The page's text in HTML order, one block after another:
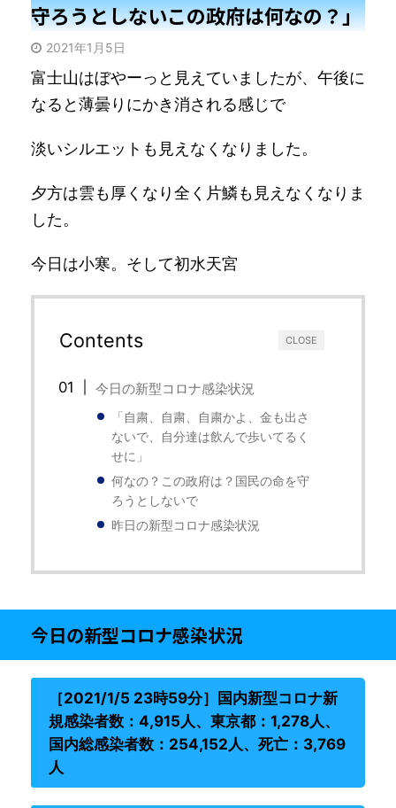
守ろうとしないこの政府は何なの？」
2021年1月5日
富士山はぼやーっと見えていましたが、午後に
なると薄曇りにかき消される感じで
淡いシルエットも見えなくなりました。
夕方は雲も厚くなり全く片鱗も見えなくなりま
した。
今日は小寒。そして初水天宮
CLOSE
Contents
今日の新型コロナ感染状況
「自粛、自粛、自粛かよ、金も出さ
ないで、自分達は飲んで歩いてるく
せに」
何なの？この政府は？国民の命を守
ろうとしないで
昨日の新型コロナ感染状況
今日の新型コロナ感染状況
［2021/1/5 23時59分］国内新型コロナ新
規感染者数：4,915人、東京都：1,278人、
国内総感染者数：254,152人、死亡：3,769
人